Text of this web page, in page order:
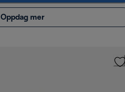
Oppdag mer